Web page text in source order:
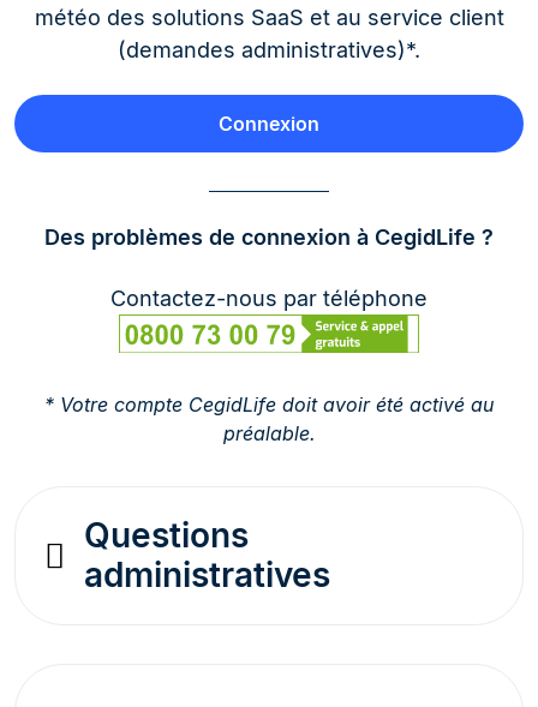
météo des solutions SaaS et au service client
(demandes administratives)*.
Connexion
Des problèmes de connexion à CegidLife ?
Contactez-nous par téléphone
* Votre compte CegidLife doit avoir été activé au
préalable.
Questions
administratives